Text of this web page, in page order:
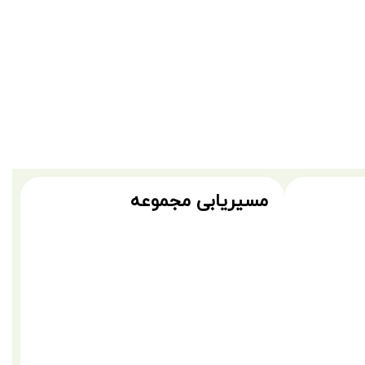
مسیریابی مجموعه